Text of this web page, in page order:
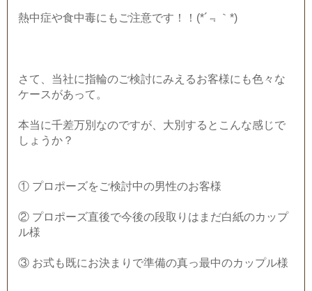
熱中症や食中毒にもご注意です！！(*´﹃｀*)
さて、当社に指輪のご検討にみえるお客様にも色々な
ケースがあって。
本当に千差万別なのですが、大別するとこんな感じで
しょうか？
① プロポーズをご検討中の男性のお客様
② プロポーズ直後で今後の段取りはまだ白紙のカップ
ル様
③ お式も既にお決まりで準備の真っ最中のカップル様